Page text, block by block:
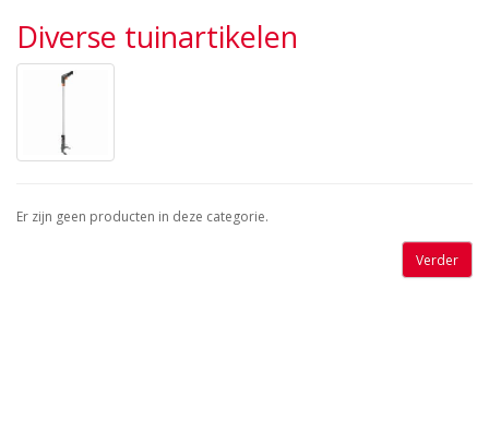
Diverse tuinartikelen
Er zijn geen producten in deze categorie.
Verder